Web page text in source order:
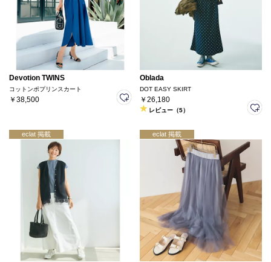
Devotion TWINS
コットンポプリンスカート
￥38,500
Oblada
DOT EASY SKIRT
￥26,180
レビュー（5）
eclat 掲載 eclat 掲載